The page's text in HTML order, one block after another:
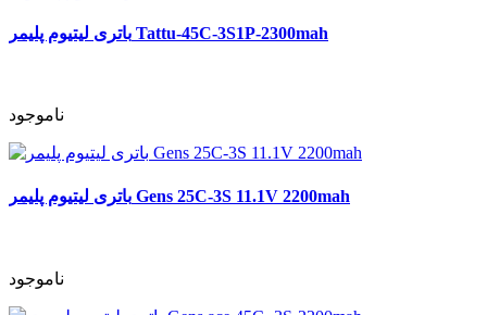
باتری لیتیوم پلیمر Tattu-45C-3S1P-2300mah
ناموجود
باتری لیتیوم پلیمر Gens 25C-3S 11.1V 2200mah
ناموجود